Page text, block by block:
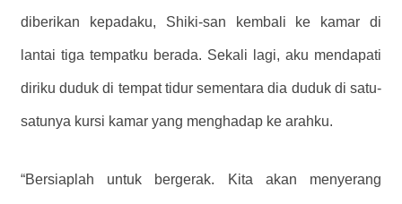
diberikan kepadaku, Shiki-san kembali ke kamar di
lantai tiga tempatku berada. Sekali lagi, aku mendapati
diriku duduk di tempat tidur sementara dia duduk di satu-
satunya kursi kamar yang menghadap ke arahku.
“Bersiaplah untuk bergerak. Kita akan menyerang